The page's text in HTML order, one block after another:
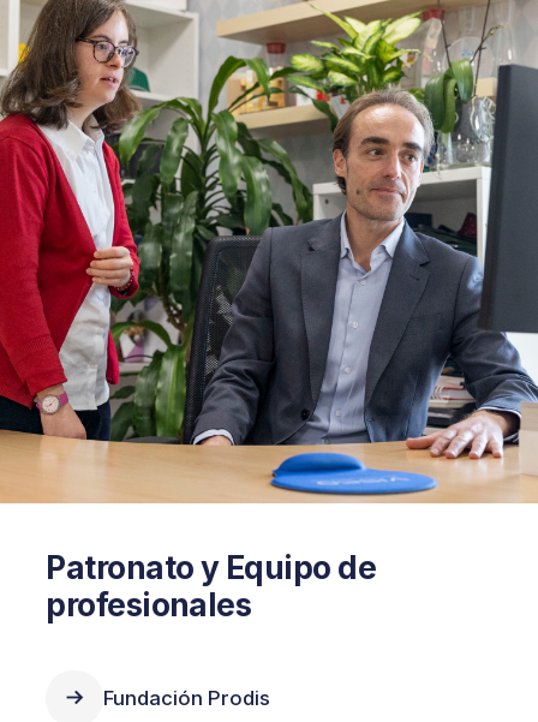
Patronato y Equipo de
profesionales
Fundación Prodis